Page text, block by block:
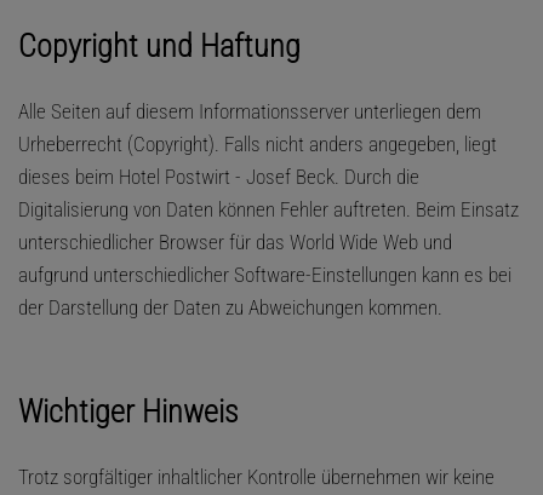
Copyright und Haftung
Alle Seiten auf diesem Informationsserver unterliegen dem
Urheberrecht (Copyright). Falls nicht anders angegeben, liegt
dieses beim Hotel Postwirt - Josef Beck. Durch die
Digitalisierung von Daten können Fehler auftreten. Beim Einsatz
unterschiedlicher Browser für das World Wide Web und
aufgrund unterschiedlicher Software-Einstellungen kann es bei
der Darstellung der Daten zu Abweichungen kommen.
Wichtiger Hinweis
Trotz sorgfältiger inhaltlicher Kontrolle übernehmen wir keine